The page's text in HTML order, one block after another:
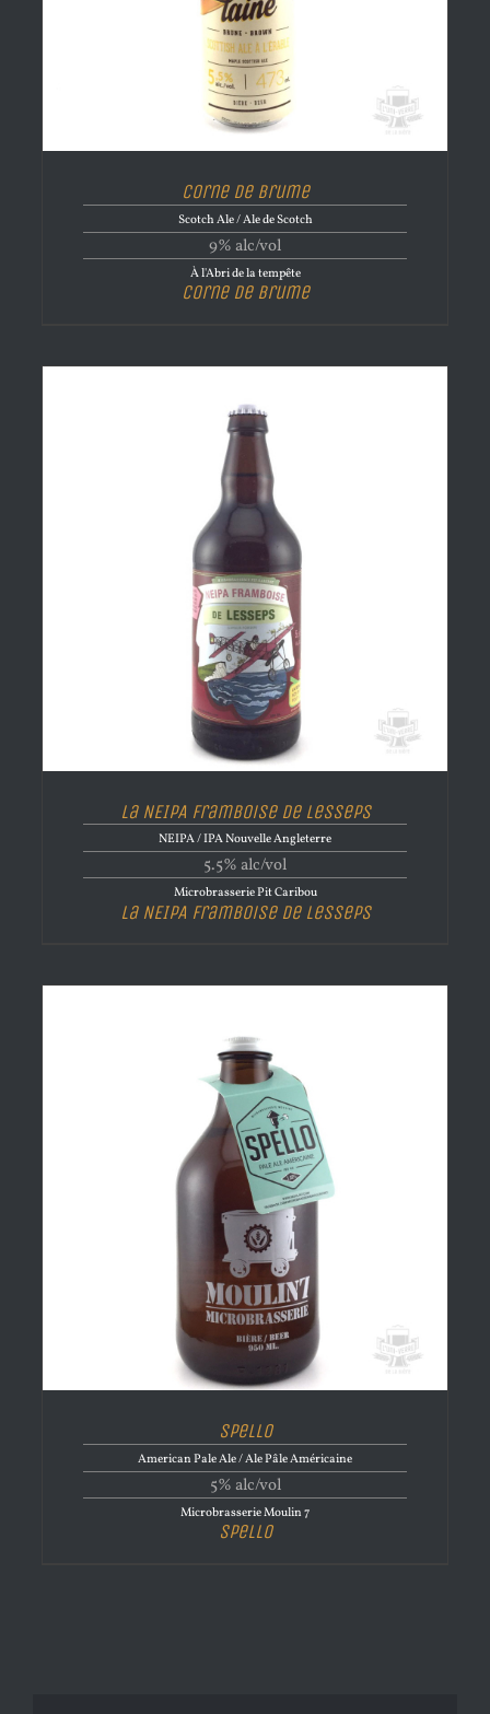
Corne de brume
Scotch Ale / Ale de Scotch
9% alc/vol
À l'Abri de la tempête
Corne de brume
La NEIPA Framboise de Lesseps
NEIPA / IPA Nouvelle Angleterre
5.5% alc/vol
Microbrasserie Pit Caribou
La NEIPA Framboise de Lesseps
Spello
American Pale Ale / Ale Pâle Américaine
5% alc/vol
Microbrasserie Moulin 7
Spello